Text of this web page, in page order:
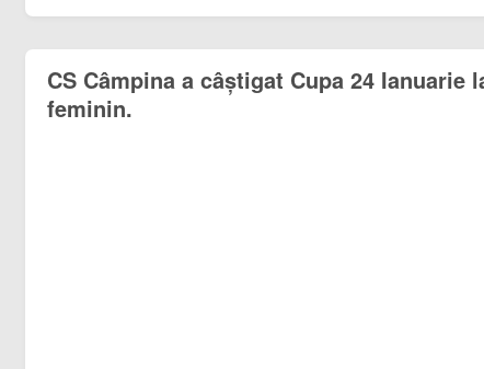
CS Câmpina a câștigat Cupa 24 Ianuarie
feminin.